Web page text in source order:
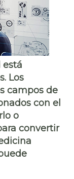
está
Los
campos de
con el
o
convertir